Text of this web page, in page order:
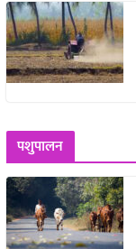
पशुपालन